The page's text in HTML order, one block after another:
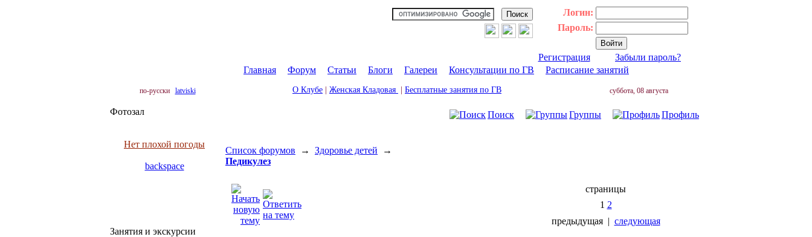
Логин:
Пароль:
Регистрация
Забыли пароль?
Главная
Форум Статьи Блоги Галереи Консультации по ГВ Расписание занятий
по-русски latviski О Клубе Женская Кладовая Бесплатные занятия по ГВ суббота, 08 августа
Фотозал
Нет плохой погоды
backspace
Занятия и экскурсии
Поиск Группы Профиль
Список форумов → Здоровье детей →
Педикулез
страницы
1 2
предыдущая| следующая